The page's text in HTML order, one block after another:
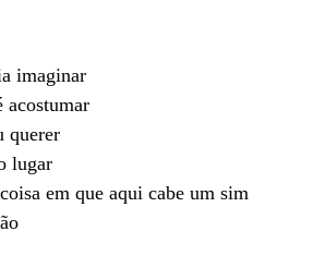
imaginar
acostumar
querer
lugar
em que aqui cabe um sim